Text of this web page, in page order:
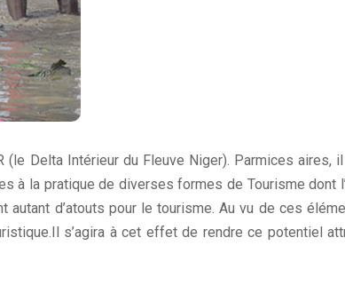
Delta Intérieur du Fleuve Niger). Parmices aires,
la pratique de diverses formes de Tourisme dont
d’atouts pour le tourisme. Au vu de ces
s’agira à cet effet de rendre ce potentiel